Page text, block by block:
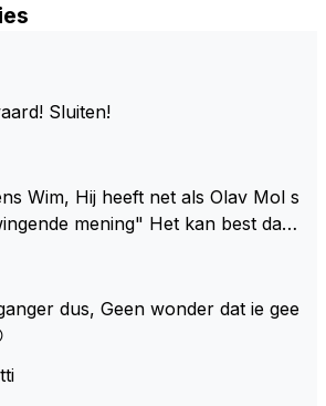
Sluiten!
als Olav Mol s
mening" Het kan best dat
roepen. Maar in een tijd zonder r
berichtjesdus, Geen wonder dat ie gee